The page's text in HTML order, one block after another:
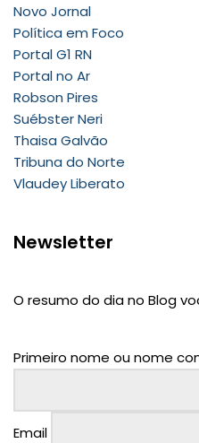
Novo Jornal
Política em Foco
Portal G1 RN
Portal no Ar
Robson Pires
Suébster Neri
Thaisa Galvão
Tribuna do Norte
Vlaudey Liberato
Newsletter
O resumo do dia no Blog
Primeiro nome ou nome
Email